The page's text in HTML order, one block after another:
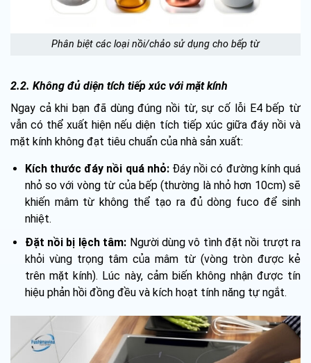
Phân biệt các loại nồi/chảo sử dụng cho bếp từ
2.2. Không đủ diện tích tiếp xúc với mặt kính
Ngay cả khi bạn đã dùng đúng nồi từ, sự cố lỗi E4 bếp từ
vẫn có thể xuất hiện nếu diện tích tiếp xúc giữa đáy nồi và
mặt kính không đạt tiêu chuẩn của nhà sản xuất:
Kích thước đáy nồi quá nhỏ:Đáy nồi có đường kính quá
nhỏ so với vòng từ của bếp (thường là nhỏ hơn 10cm) sẽ
khiến mâm từ không thể tạo ra đủ dòng fuco để sinh
nhiệt.
Đặt nồi bị lệch tâm: Người dùng vô tình đặt nồi trượt ra
khỏi vùng trọng tâm của mâm từ (vòng tròn được kẻ
trên mặt kính). Lúc này, cảm biến không nhận được tín
hiệu phản hồi đồng đều và kích hoạt tính năng tự ngắt.